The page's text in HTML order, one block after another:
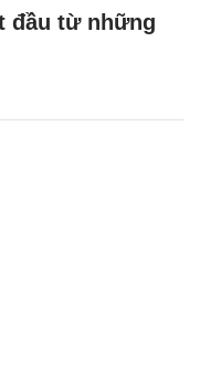
đầu từ những